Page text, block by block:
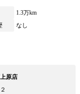
1.3万km
なし
原店